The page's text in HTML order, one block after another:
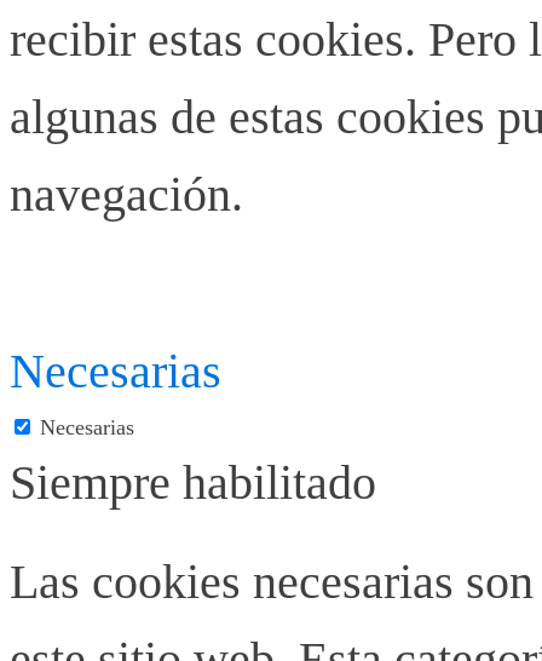
recibir estas cookies.
algunas de estas cookies
navegación.
Necesarias
Necesarias
Siempre habilitado
Las cookies necesarias